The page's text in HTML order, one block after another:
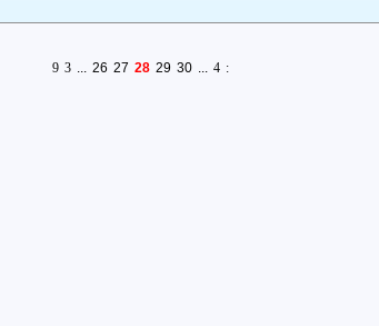
9 3 ... 26 27 28 29 30 ... 4 :